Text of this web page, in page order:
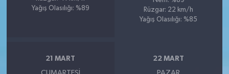
Yağış Olasılığı: %89
Rüzgar: 22 km/h
Yağış Olasılığı: %85
21 MART 22 MART